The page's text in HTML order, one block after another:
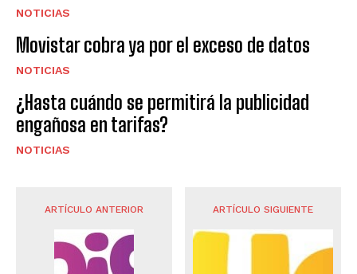
NOTICIAS
Movistar cobra ya por el exceso de datos
NOTICIAS
¿Hasta cuándo se permitirá la publicidad
engañosa en tarifas?
NOTICIAS
ARTÍCULO ANTERIOR ARTÍCULO SIGUIENTE